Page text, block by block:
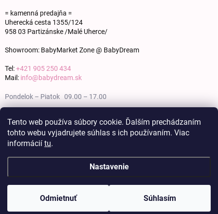
Tento web používa súbory cookie. Ďalším prechádzaním
tohto webu vyjadrujete súhlas s ich používaním. Viac
informácií tu.
Nastavenie
Odmietnuť Súhlasím
= kamenná predajňa =
Uherecká cesta 1355/124
958 03 Partizánske /Malé Uherce/
Showroom: BabyMarket Zone @ BabyDream
Tel:+421 905 250 434
Mail: info@babydream.sk
Pondelok – Piatok 09.00 – 17.00
Nedeľa zatvorené
Vytvoril Shoptet
Copyright 2026BABY DREAM. Všetky práva vyhradené.Upraviť nastavenie